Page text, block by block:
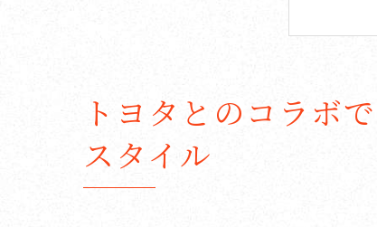
カタ
トヨタとのコラボ
スタイル